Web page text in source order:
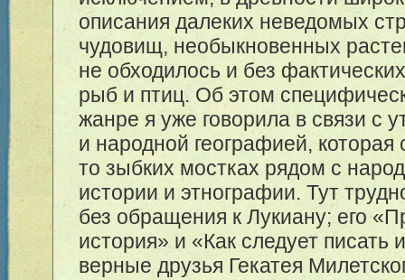
описания далеких неведомых
чудовищ, необыкновенных
не обходилось и без
рыб и птиц. Об этом
жанре я уже говорила в связи с
и народной географией, которая
то зыбких мостках рядом с
истории и этнографии. Тут
без обращения к Лукиану; его
история» и «Как следует писать
верные друзья Гекатея